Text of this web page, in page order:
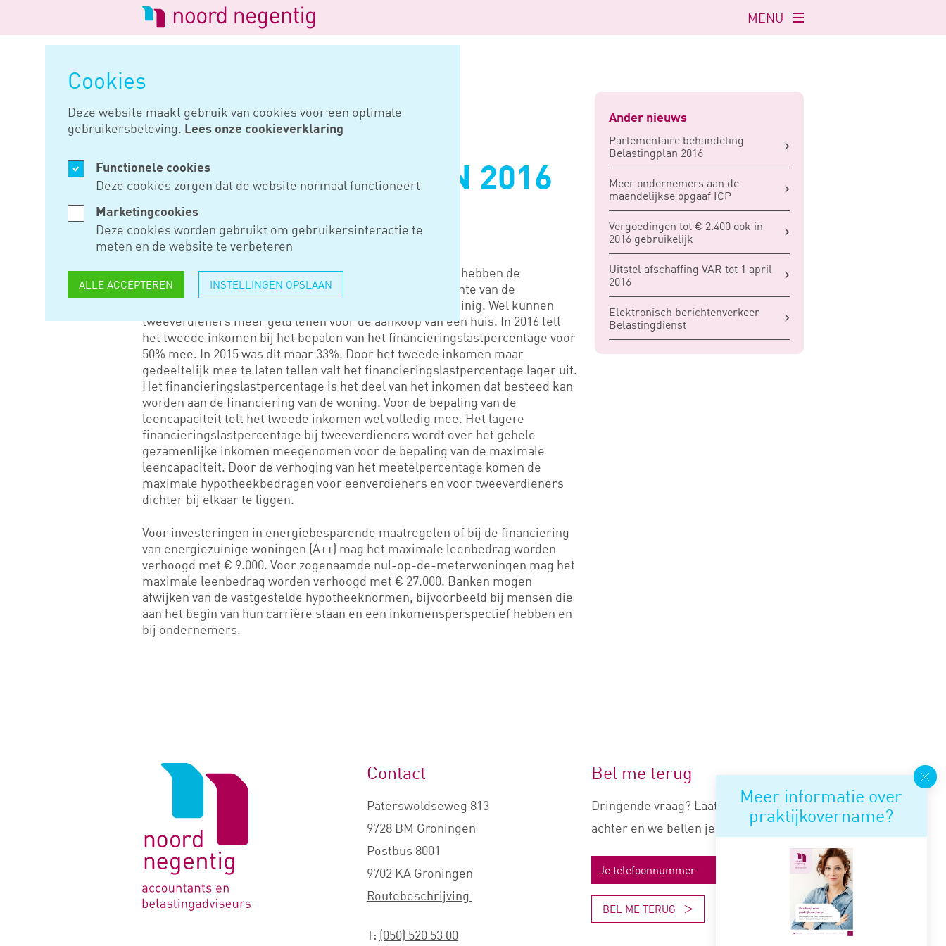
Cookies
Deze website maakt gebruik van cookies voor een optimale
gebruikersbeleving. Lees onze cookieverklaring
Functionele cookies
Deze cookies zorgen dat de website normaal functioneert
Marketingcookies
Deze cookies worden gebruikt om gebruikersinteractie te
meten en de website te verbeteren
ALLE ACCEPTEREN INSTELLINGEN OPSLAAN
Logo
van
Noord
Negentig
Navigatie
openen
MENU
OKT 29, 2015
HYPOTHEEKNORMEN 2016
BEKEND
De ministers van Wonen en Rijksdienst en van Financiën hebben de
hypotheeknormen voor 2016 bekend gemaakt. Ten opzichte van de
hypotheeknormen van 2015 verandert er volgend jaar weinig. Wel kunnen
tweeverdieners meer geld lenen voor de aankoop van een huis. In 2016 telt
het tweede inkomen bij het bepalen van het financieringslastpercentage voor
50% mee. In 2015 was dit maar 33%. Door het tweede inkomen maar
gedeeltelijk mee te laten tellen valt het financieringslastpercentage lager uit.
Het financieringslastpercentage is het deel van het inkomen dat besteed kan
worden aan de financiering van de woning. Voor de bepaling van de
leencapaciteit telt het tweede inkomen wel volledig mee. Het lagere
financieringslastpercentage bij tweeverdieners wordt over het gehele
gezamenlijke inkomen meegenomen voor de bepaling van de maximale
leencapaciteit. Door de verhoging van het meetelpercentage komen de
maximale hypotheekbedragen voor eenverdieners en voor tweeverdieners
dichter bij elkaar te liggen.
Voor investeringen in energiebesparende maatregelen of bij de financiering
van energiezuinige woningen (A++) mag het maximale leenbedrag worden
verhoogd met € 9.000. Voor zogenaamde nul-op-de-meterwoningen mag het
maximale leenbedrag worden verhoogd met € 27.000. Banken mogen
afwijken van de vastgestelde hypotheeknormen, bijvoorbeeld bij mensen die
aan het begin van hun carrière staan en een inkomensperspectief hebben en
bij ondernemers.
Ander nieuws
Parlementaire behandeling
Belastingplan 2016
Meer ondernemers aan de
maandelijkse opgaaf ICP
Vergoedingen tot € 2.400 ook in
2016 gebruikelijk
Uitstel afschaffing VAR tot 1 april
2016
Elektronisch berichtenverkeer
Belastingdienst
Meer informatie over
praktijkovername?
Logo
Contact
Paterswoldseweg 813
9728 BM Groningen
Postbus 8001
9702 KA Groningen
Routebeschrijving
T: (050) 520 53 00
Bel me terug
Dringende vraag? Laat je nummer
achter en we bellen je snel terug.
BEL ME TERUG